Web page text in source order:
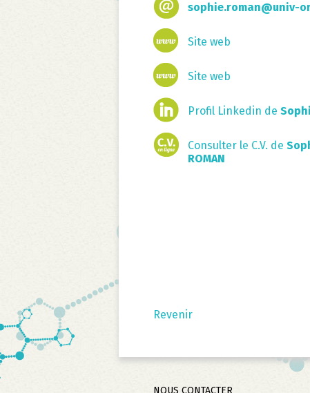
sophie.roman@univ-
Site web
Site web
Profil Linkedin de
Consulter le C.V. de
ROMAN
Revenir
NOUS CONTACTER